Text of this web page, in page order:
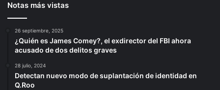
Notas más vistas
26 septiembre, 2025
¿Quién es James Comey?, el exdirector del FBI ahora
acusado de dos delitos graves
28 julio, 2024
Detectan nuevo modo de suplantación de identidad en
Q.Roo